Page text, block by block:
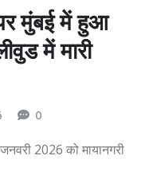
मुंबई में हुआ
में मारी
0
2026 को मायानगरी